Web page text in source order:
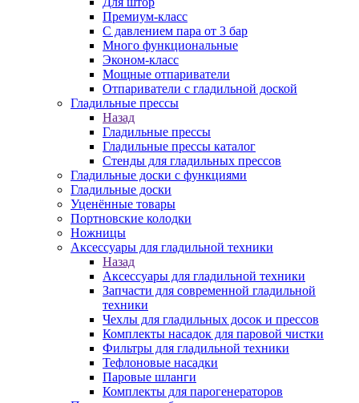
Премиум-класс
С давлением пара от 3 бар
Много функциональные
Эконом-класс
Мощные отпариватели
Отпариватели с гладильной доской
Гладильные прессы
Назад
Гладильные прессы
Гладильные прессы каталог
Стенды для гладильных прессов
Гладильные доски с функциями
Гладильные доски
Уценённые товары
Портновские колодки
Ножницы
Аксессуары для гладильной техники
Назад
Аксессуары для гладильной техники
Запчасти для современной гладильной
техники
Чехлы для гладильных досок и прессов
Комплекты насадок для паровой чистки
Фильтры для гладильной техники
Тефлоновые насадки
Паровые шланги
Комплекты для парогенераторов